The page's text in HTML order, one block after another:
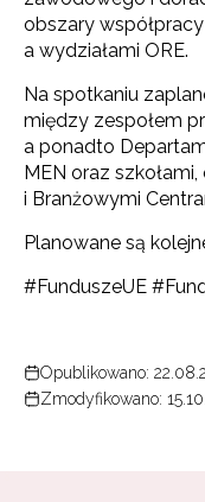
obszary
a wydziałami ORE.
Na spotkaniu
między zespołem
a ponadto
MEN oraz
i Branżowymi
Planowane są
#FunduszeUE
Opublikowano:
Zmodyfikowano: